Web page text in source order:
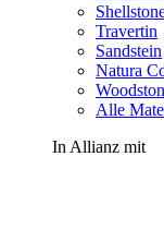
Travertin
Sandstein
Natura
Alle
In Allianz mit